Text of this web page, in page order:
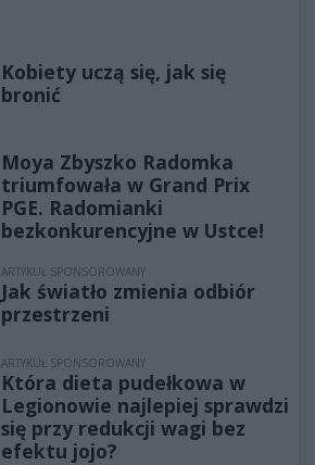
Kobiety uczą się, jak się
bronić
Moya Zbyszko Radomka
triumfowała w Grand Prix
PGE. Radomianki
bezkonkurencyjne w Ustce!
ARTYKUŁ SPONSOROWANY
Jak światło zmienia odbiór
przestrzeni
ARTYKUŁ SPONSOROWANY
Która dieta pudełkowa w
Legionowie najlepiej sprawdzi
się przy redukcji wagi bez
efektu jojo?